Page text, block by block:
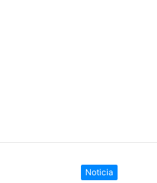
Noticia